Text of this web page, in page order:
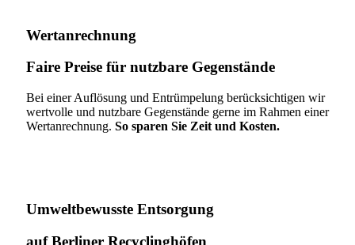
Wertanrechnung
Faire Preise für nutzbare Gegenstände
Bei einer Auflösung und Entrümpelung berücksichtigen wir
wertvolle und nutzbare Gegenstände gerne im Rahmen einer
Wertanrechnung. So sparen Sie Zeit und Kosten.
Umweltbewusste Entsorgung
auf Berliner Recyclinghöfen​